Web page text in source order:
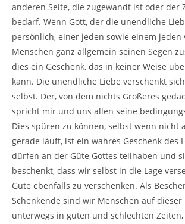
anderen Seite, die zugewandt ist oder der
bedarf. Wenn Gott, der die unendliche
persönlich, einer jeden sowie einem jeden
Menschen ganz allgemein seinen Segen
dies ein Geschenk, das in keiner Weise
kann. Die unendliche Liebe verschenkt
selbst. Der, von dem nichts Größeres
spricht mir und uns allen seine
Dies spüren zu können, selbst wenn nicht
gerade läuft, ist ein wahres Geschenk des
dürfen an der Güte Gottes teilhaben und
beschenkt, dass wir selbst in die Lage
Güte ebenfalls zu verschenken. Als
Schenkende sind wir Menschen auf dieser
unterwegs in guten und schlechten